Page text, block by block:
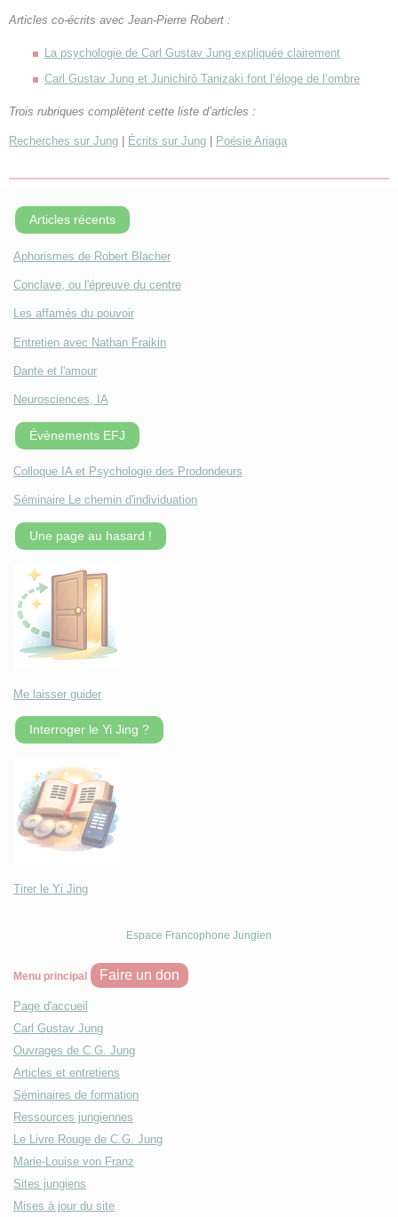
Articles co-écrits avec Jean-Pierre Robert :
La psychologie de Carl Gustav Jung expliquée clairement
Carl Gustav Jung et Junichirô Tanizaki font l’éloge de l’ombre
Trois rubriques complètent cette liste d’articles :
Recherches sur Jung | Écrits sur Jung | Poésie Ariaga
Articles récents
Aphorismes de Robert Blacher
Conclave, ou l'épreuve du centre
Les affamés du pouvoir
Entretien avec Nathan Fraikin
Dante et l'amour
Neurosciences, IA
Évènements EFJ
Colloque IA et Psychologie des Prodondeurs
Séminaire Le chemin d'individuation
Une page au hasard !
Me laisser guider
Interroger le Yi Jing ?
Tirer le Yi Jing
Espace Francophone Jungien
Menu principal Faire un don
Page d'accueil
Carl Gustav Jung
Ouvrages de C.G. Jung
Articles et entretiens
Séminaires de formation
Ressources jungiennes
Le Livre Rouge de C.G. Jung
Marie-Louise von Franz
Sites jungiens
Mises à jour du site